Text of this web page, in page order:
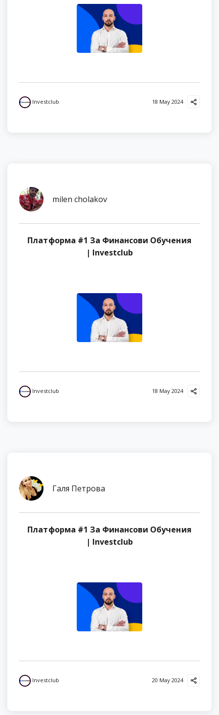
Investclub 18 May 2024
milen cholakov
Платформа #1 За Финансови Обучения
| Investclub
Investclub 18 May 2024
Галя Петрова
Платформа #1 За Финансови Обучения
| Investclub
Investclub 20 May 2024